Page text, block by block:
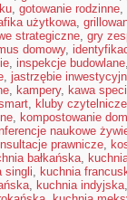
, gotowanie rodzinne,
użytkowa,
strategiczne, gry
domowy,
, inspekcje budowlane
, jastrzębie
, kampery, kawa
, kluby czytelnicze
, kompostowanie
naukowe
prawnicze,
bałkańska,
singli, kuchnia
, kuchnia indyjska